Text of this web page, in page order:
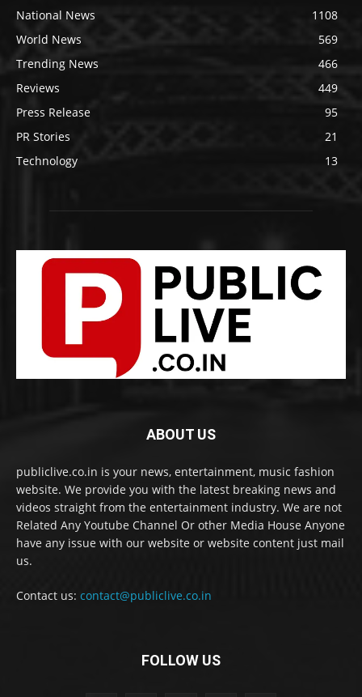
National News
1108
World News
569
Trending News
466
Reviews
449
Press Release
95
PR Stories
21
Technology
13
ABOUT US
publiclive.co.in is your news, entertainment, music fashion
website. We provide you with the latest breaking news and
videos straight from the entertainment industry. We are not
Related Any Youtube Channel Or other Media House Anyone
have any issue with our website or website content just mail
us.
Contact us: contact@publiclive.co.in
FOLLOW US